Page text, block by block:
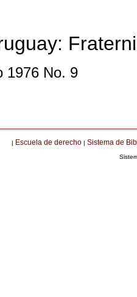
1976 No. 9
| Escuela de derecho | Sistema de